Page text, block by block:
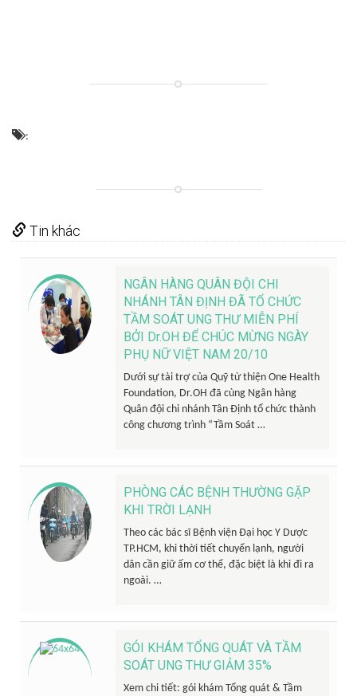
:
Tin khác
NGÂN HÀNG QUÂN ĐỘI CHI
NHÁNH TÂN ĐỊNH ĐÃ TỔ CHỨC
TẦM SOÁT UNG THƯ MIỄN PHÍ
BỞI Dr.OH ĐỂ CHÚC MỪNG NGÀY
PHỤ NỮ VIỆT NAM 20/10
Dưới sự tài trợ của Quỹ từ thiện One Health
Foundation, Dr.OH đã cùng Ngân hàng
Quân đội chi nhánh Tân Định tổ chức thành
công chương trình “Tầm Soát …
PHÒNG CÁC BỆNH THƯỜNG GẶP
KHI TRỜI LẠNH
Theo các bác sĩ Bệnh viện Đại học Y Dược
TP.HCM, khi thời tiết chuyển lạnh, người
dân cần giữ ấm cơ thể, đặc biệt là khi đi ra
ngoài. …
GÓI KHÁM TỔNG QUÁT VÀ TẦM
SOÁT UNG THƯ GIẢM 35%
Xem chi tiết: gói khám Tổng quát & Tầm